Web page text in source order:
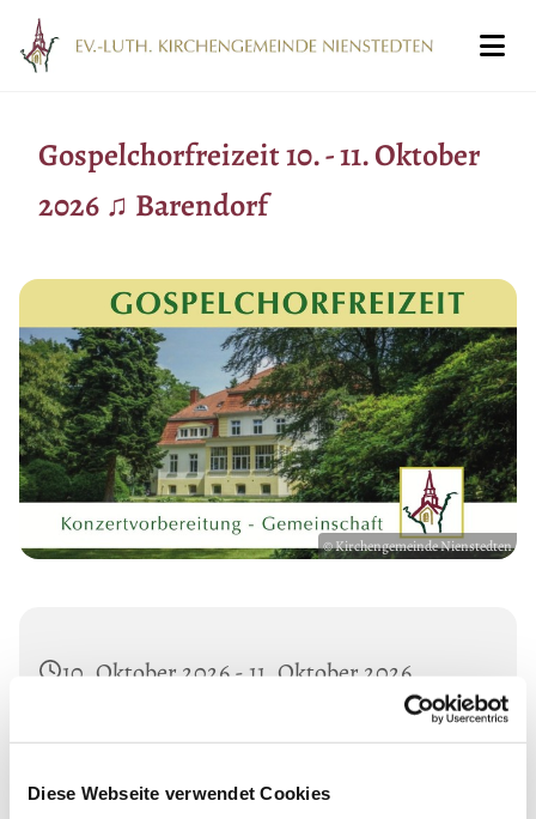
Diese Webseite verwendet Cookies
Gospelchorfreizeit 10. - 11. Oktober
2026 ♫ Barendorf
© Kirchengemeinde Nienstedten
10. Oktober 2026 - 11. Oktober 2026
Gospelchor Nienstedten, Leitung: Frauke